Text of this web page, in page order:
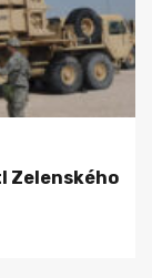
Zelenského